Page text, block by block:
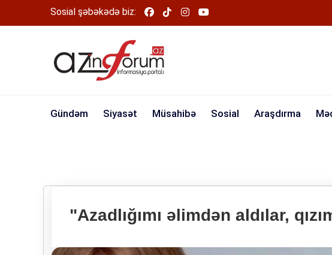
Sosial şəbəkədə biz:
Gündəm Siyasət Müsahibə Sosial Araşdırma
"Azadlığımı əlimdən aldılar,